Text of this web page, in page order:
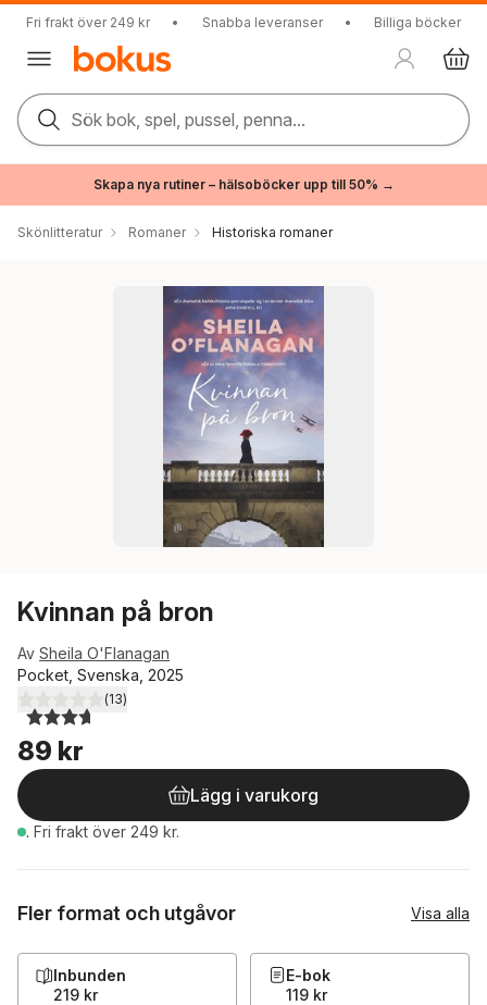
Fri frakt över 249 kr • Snabba leveranser • Billiga böcker
Sök bok, spel, pussel, penna...
Skapa nya rutiner – hälsoböcker upp till 50% →
Skönlitteratur Romaner Historiska romaner
Kvinnan på bron
Av Sheila O'Flanagan
Pocket, Svenska, 2025
3,7utav 5 stjärnor. Totalt antal röster:
(13)
89 kr
Lägg i varukorg
. Fri frakt över 249 kr.
Fler format och utgåvor Visa alla
Inbunden
219 kr
E-bok
119 kr